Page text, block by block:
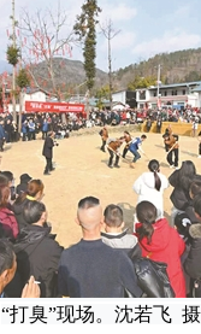
“打臭”现场。沈若飞 摄